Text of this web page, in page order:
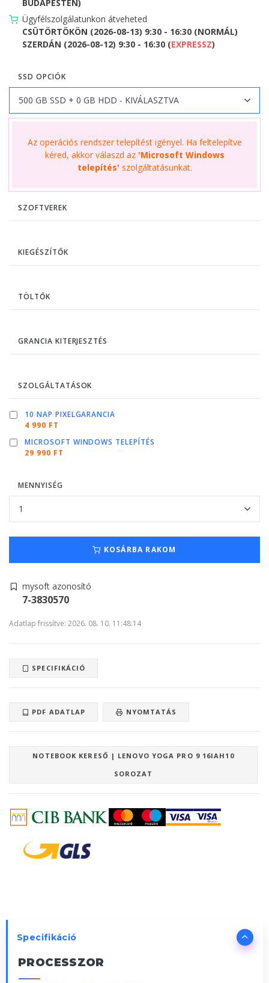
BUDAPESTEN)
Ügyfélszolgálatunkon átveheted
CSÜTÖRTÖKÖN (2026-08-13) 9:30 - 16:30 (NORMÁL)
SZERDÁN (2026-08-12) 9:30 - 16:30 (EXPRESSZ)
SSD OPCIÓK
Az operációs rendszer telepítést igényel. Ha feltelepítve
kéred, akkor válaszd az 'Microsoft Windows
telepítés' szolgáltatásunkat.
SZOFTVEREK
KIEGÉSZÍTŐK
TÖLTŐK
GRANCIA KITERJESZTÉS
SZOLGÁLTATÁSOK
10 NAP PIXELGARANCIA
4 990 FT
MICROSOFT WINDOWS TELEPÍTÉS
29 990 FT
MENNYISÉG
KOSÁRBA RAKOM
mysoft azonosító
7-3830570
Adatlap frissítve: 2026. 08. 10. 11:48:14
SPECIFIKÁCIÓ
PDF ADATLAP NYOMTATÁS
NOTEBOOK KERESŐ | LENOVO YOGA PRO 9 16IAH10
SOROZAT
Specifikáció
PROCESSZOR